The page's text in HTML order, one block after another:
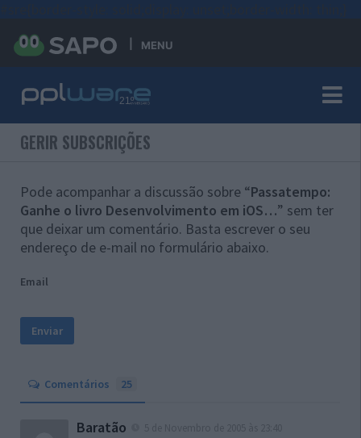
MENU
GERIR SUBSCRIÇÕES
Pode acompanhar a discussão sobre “Passatempo:
Ganhe o livro Desenvolvimento em iOS…” sem ter
que deixar um comentário. Basta escrever o seu
endereço de e-mail no formulário abaixo.
Email
Comentários 25
Baratão